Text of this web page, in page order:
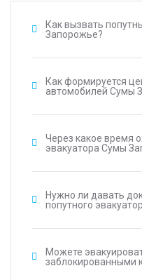
Как вызвать
Запорожье?
Как формируется
автомобилей Сумы
Через какое время
эвакуатора Сумы
Нужно ли давать
попутного
Можете
заблокированными